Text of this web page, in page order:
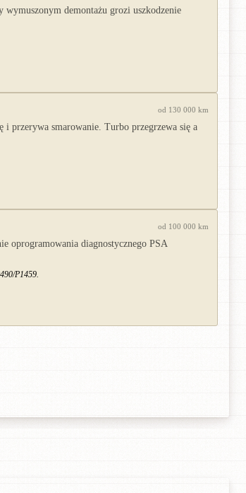
demontażu grozi uszkodzenie
od 130 000 km
przerywa smarowanie. Turbo przegrzewa się a
od 100 000 km
oprogramowania diagnostycznego PSA
P1459.